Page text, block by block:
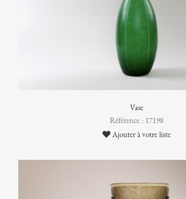
Vase
Référence : 17198
Ajouter à votre liste